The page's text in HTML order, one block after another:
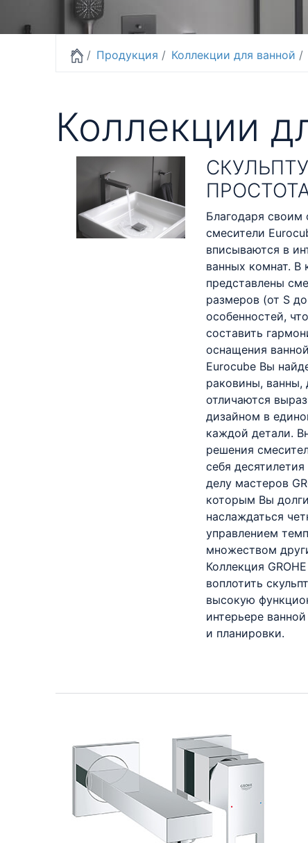
Продукция Коллекции для ванной
Коллекции
Благодаря своим
смесители
вписываются в
ванных комнат. В
представлены
размеров (от S
особенностей,
составить
оснащения
Eurocube Вы
раковины,
отличаются
дизайном в
каждой детали.
решения
себя
делу мастеров
которым Вы
наслаждаться
управлением
множеством
Коллекция
воплотить
высокую
интерьере
и планировки.